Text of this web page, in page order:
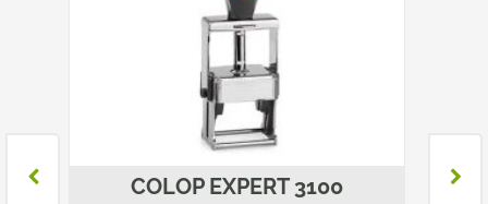
COLOP EXPERT 3100